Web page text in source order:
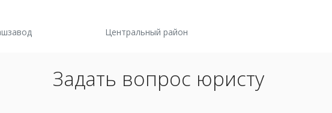
Центральный район
Задать вопрос юристу